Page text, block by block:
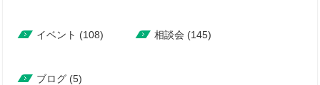
イベント (108) 相談会 (145)
ブログ (5)